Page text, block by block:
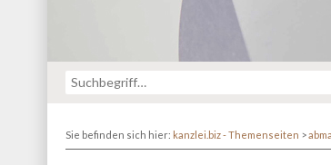
Sie befinden sich hier: kanzlei.biz - Themenseiten >